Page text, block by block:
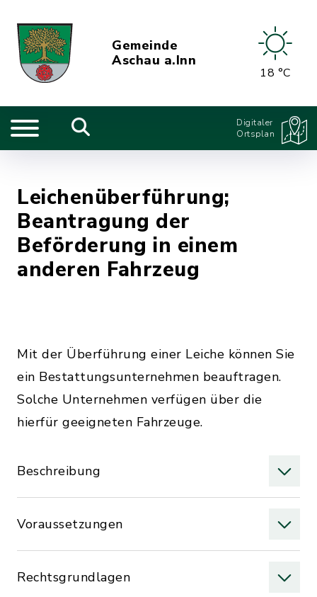
Gemeinde
Aschau a.Inn
18 °C
Digitaler
Ortsplan
Leichenüberführung;
Beantragung der
Beförderung in einem
anderen Fahrzeug
Mit der Überführung einer Leiche können Sie
ein Bestattungsunternehmen beauftragen.
Solche Unternehmen verfügen über die
hierfür geeigneten Fahrzeuge.
Beschreibung
Voraussetzungen
Rechtsgrundlagen